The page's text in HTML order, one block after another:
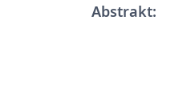
Abstrakt: